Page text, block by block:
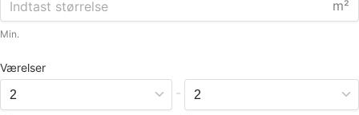
m²
Min.
Værelser
-